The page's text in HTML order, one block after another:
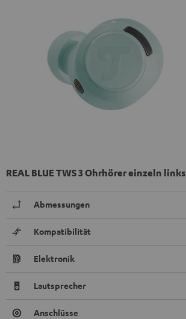
REAL BLUE TWS 3 Ohrhörer einzeln links
Abmessungen
Kompatibilität
Elektronik
Lautsprecher
Anschlüsse